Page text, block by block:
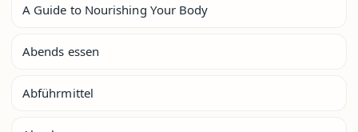
A Guide to Nourishing Your Body
Abends essen
Abführmittel